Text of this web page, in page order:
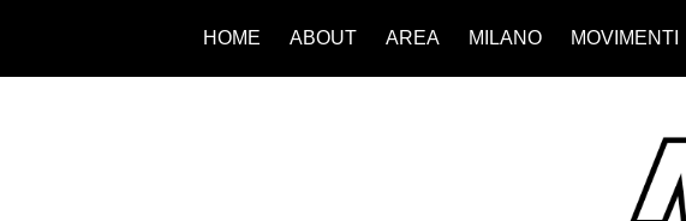
HOME ABOUT AREA MILANO MOVIMENTI